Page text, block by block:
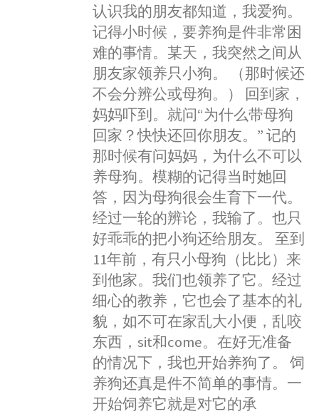
e
b
o
o
k
s
e
n
g
e
r
s
A
p
p
e
t
t
e
r
n
a
W
e
i
b
o
a
r
e
认识我的朋友都知道，我爱狗。
记得小时候，要养狗是件非常困
难的事情。某天，我突然之间从
朋友家领养只小狗。 （那时候还
不会分辨公或母狗。） 回到家，
妈妈吓到。就问“为什么带母狗
回家？快快还回你朋友。” 记的
那时候有问妈妈，为什么不可以
养母狗。模糊的记得当时她回
答，因为母狗很会生育下一代。
经过一轮的辨论，我输了。也只
好乖乖的把小狗还给朋友。 至到
11年前，有只小母狗（比比）来
到他家。我们也领养了它。经过
细心的教养，它也会了基本的礼
貌，如不可在家乱大小便，乱咬
东西，sit和come。在好无准备
的情况下，我也开始养狗了。 饲
养狗还真是件不简单的事情。一
开始饲养它就是对它的承